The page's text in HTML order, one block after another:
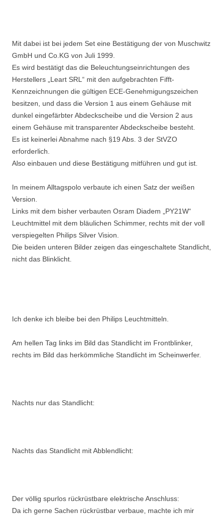
Mit dabei ist bei jedem Set eine Bestätigung der von Muschwitz
GmbH und Co.KG von Juli 1999.
Es wird bestätigt das die Beleuchtungseinrichtungen des
Herstellers „Leart SRL“ mit den aufgebrachten Fifft-
Kennzeichnungen die gültigen ECE-Genehmigungszeichen
besitzen, und dass die Version 1 aus einem Gehäuse mit
dunkel eingefärbter Abdeckscheibe und die Version 2 aus
einem Gehäuse mit transparenter Abdeckscheibe besteht.
Es ist keinerlei Abnahme nach §19 Abs. 3 der StVZO
erforderlich.
Also einbauen und diese Bestätigung mitführen und gut ist.
In meinem Alltagspolo verbaute ich einen Satz der weißen
Version.
Links mit dem bisher verbauten Osram Diadem „PY21W“
Leuchtmittel mit dem bläulichen Schimmer, rechts mit der voll
verspiegelten Philips Silver Vision.
Die beiden unteren Bilder zeigen das eingeschaltete Standlicht,
nicht das Blinklicht.
Ich denke ich bleibe bei den Philips Leuchtmitteln.
Am hellen Tag links im Bild das Standlicht im Frontblinker,
rechts im Bild das herkömmliche Standlicht im Scheinwerfer.
Nachts nur das Standlicht:
Nachts das Standlicht mit Abblendlicht:
Der völlig spurlos rückrüstbare elektrische Anschluss:
Da ich gerne Sachen rückrüstbar verbaue, machte ich mir